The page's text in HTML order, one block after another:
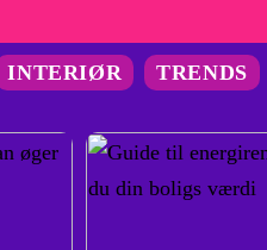
INTERIØR TRENDS